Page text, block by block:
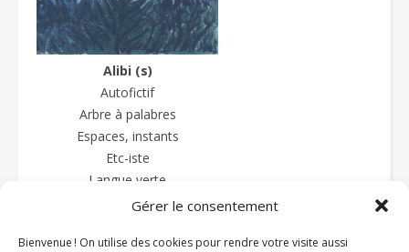
Gérer le consentement
Bienvenue ! On utilise des cookies pour rendre votre visite aussi
Alibi (s)
Autofictif
Arbre à palabres
Espaces, instants
Etc-iste
Langue verte
La langue sauce-piquante
Textures